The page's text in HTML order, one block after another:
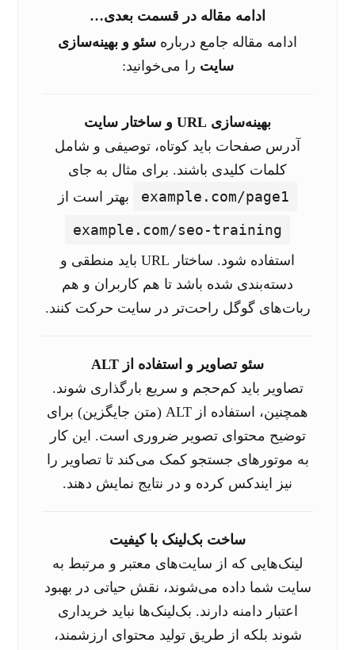
ادامه مقاله در قسمت بعدی…
ادامه مقاله جامع درباره سئو و بهینه‌سازی
سایت را می‌خوانید:
بهینه‌سازی URL و ساختار سایت
آدرس صفحات باید کوتاه، توصیفی و شامل
کلمات کلیدی باشند. برای مثال به جای
example.com/page1 بهتر است از
example.com/seo-training
استفاده شود. ساختار URL باید منطقی و
دسته‌بندی شده باشد تا هم کاربران و هم
ربات‌های گوگل راحت‌تر در سایت حرکت کنند.
سئو تصاویر و استفاده از ALT
تصاویر باید کم‌حجم و سریع بارگذاری شوند.
همچنین، استفاده از ALT (متن جایگزین) برای
توضیح محتوای تصویر ضروری است. این کار
به موتورهای جستجو کمک می‌کند تا تصاویر را
نیز ایندکس کرده و در نتایج نمایش دهند.
ساخت بک‌لینک با کیفیت
لینک‌هایی که از سایت‌های معتبر و مرتبط به
سایت شما داده می‌شوند، نقش حیاتی در بهبود
اعتبار دامنه دارند. بک‌لینک‌ها نباید خریداری
شوند بلکه از طریق تولید محتوای ارزشمند،